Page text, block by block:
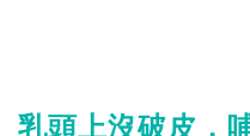
乳頭上沒破皮，